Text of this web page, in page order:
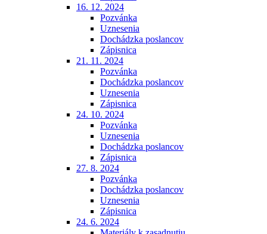
16. 12. 2024
Pozvánka
Uznesenia
Dochádzka poslancov
Zápisnica
21. 11. 2024
Pozvánka
Dochádzka poslancov
Uznesenia
Zápisnica
24. 10. 2024
Pozvánka
Uznesenia
Dochádzka poslancov
Zápisnica
27. 8. 2024
Pozvánka
Dochádzka poslancov
Uznesenia
Zápisnica
24. 6. 2024